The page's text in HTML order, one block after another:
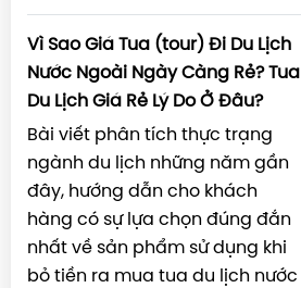
Vì Sao Giá Tua (tour) Đi Du Lịch
Nước Ngoài Ngày Càng Rẻ? Tua
Du Lịch Giá Rẻ Lý Do Ở Đâu?
Bài viết phân tích thực trạng
ngành du lịch những năm gần
đây, hướng dẫn cho khách
hàng có sự lựa chọn đúng đắn
nhất về sản phẩm sử dụng khi
bỏ tiền ra mua tua du lịch nước